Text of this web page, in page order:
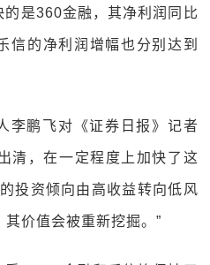
是360金融，其净利润同比
信的净利润增幅也分别达到
李鹏飞对《证券日报》记者
清，在一定程度上加快了这
投资倾向由高收益转向低风
价值会被重新挖掘。”